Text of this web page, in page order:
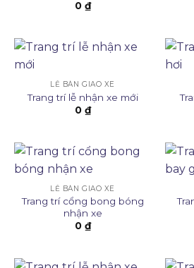
0 ₫
LỄ BÀN GIAO XE
Trang trí lễ nhận xe mới
0 ₫
LỄ BÀN GIAO XE
Trang trí cổng bong bóng
nhận xe
0 ₫